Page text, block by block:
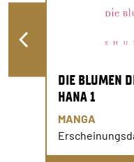
DIE BLUMEN
HANA 1
MANGA